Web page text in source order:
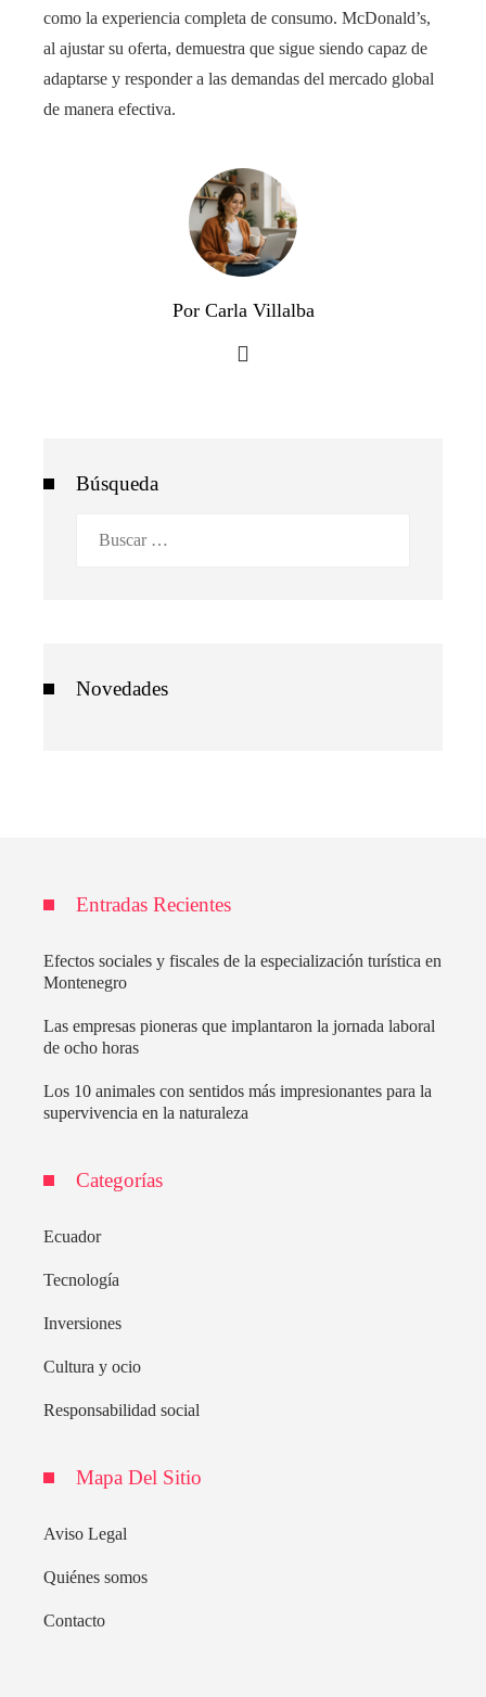
como la experiencia completa de consumo. McDonald’s,
al ajustar su oferta, demuestra que sigue siendo capaz de
adaptarse y responder a las demandas del mercado global
de manera efectiva.
Por Carla Villalba
Búsqueda
Novedades
Entradas Recientes
Efectos sociales y fiscales de la especialización turística en
Montenegro
Las empresas pioneras que implantaron la jornada laboral
de ocho horas
Los 10 animales con sentidos más impresionantes para la
supervivencia en la naturaleza
Categorías
Ecuador
Tecnología
Inversiones
Cultura y ocio
Responsabilidad social
Mapa Del Sitio
Aviso Legal
Quiénes somos
Contacto